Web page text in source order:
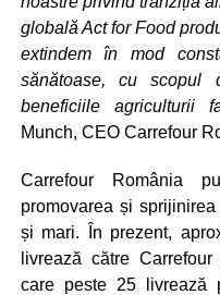
globală Act for Food
extindem în mod
sănătoase, cu
beneficiile agriculturii
Munch, CEO Carrefour
Carrefour România
promovarea și
și mari. În prezent,
livrează către
care peste 25 livrează